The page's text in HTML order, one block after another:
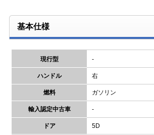
基本仕様
現行型 -
ハンドル 右
燃料 ガソリン
輸入認定中古車 -
ドア 5D